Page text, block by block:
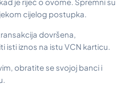
cijelog postupka.
dovršena,
isti iznos na istu VCN karticu.
obratite se svojoj banci i